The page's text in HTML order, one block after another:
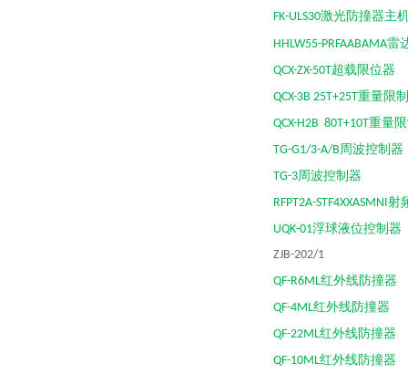
FK-ULS30激光防撞器主
HHLW55-PRFAABAMA雷
QCX-ZX-50T超载限位器
QCX-3B 25T+25T重量限
QCX-H2B 80T+10T重量
TG-G1/3-A/B周波控制器
TG-3周波控制器
RFPT2A-STF4XXASMNI射
UQK-01浮球液位控制器
ZJB-202/1
QF-R6ML红外线防撞
QF-4ML红外线防撞
QF-22ML红外线防撞器
QF-10ML红外线防撞器